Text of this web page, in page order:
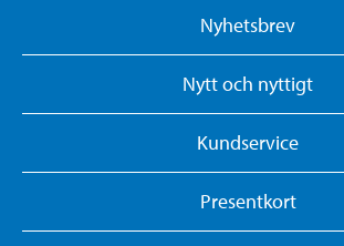
Nyhetsbrev
Nytt och nyttigt
Kundservice
Presentkort